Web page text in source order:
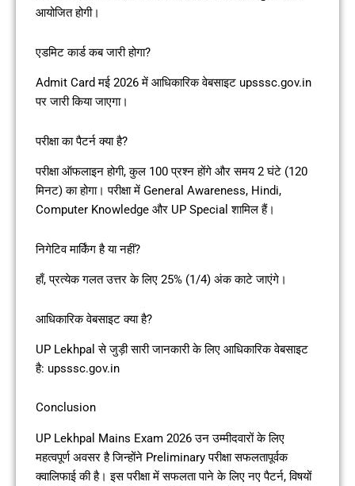
आयोजित होगी।
एडमिट कार्ड कब जारी होगा?
Admit Card मई 2026 में आधिकारिक वेबसाइट upsssc.gov.in
पर जारी किया जाएगा।
परीक्षा का पैटर्न क्या है?
परीक्षा ऑफलाइन होगी, कुल 100 प्रश्न होंगे और समय 2 घंटे (120
मिनट) का होगा। परीक्षा में General Awareness, Hindi,
Computer Knowledge और UP Special शामिल हैं।
निगेटिव मार्किंग है या नहीं?
हाँ, प्रत्येक गलत उत्तर के लिए 25% (1/4) अंक काटे जाएंगे।
आधिकारिक वेबसाइट क्या है?
UP Lekhpal से जुड़ी सारी जानकारी के लिए आधिकारिक वेबसाइट
है: upsssc.gov.in
Conclusion
UP Lekhpal Mains Exam 2026 उन उम्मीदवारों के लिए
महत्वपूर्ण अवसर है जिन्होंने Preliminary परीक्षा सफलतापूर्वक
क्वालिफाई की है। इस परीक्षा में सफलता पाने के लिए नए पैटर्न, विषयों